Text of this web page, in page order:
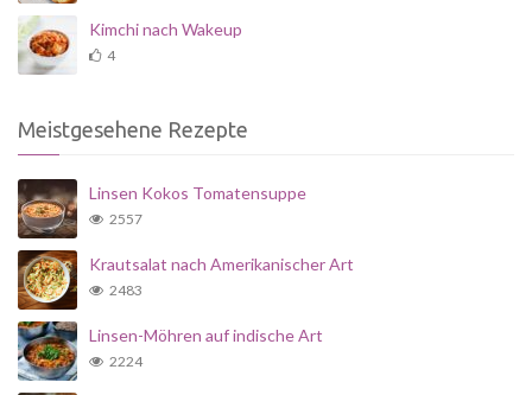
Kimchi nach Wakeup
4
Meistgesehene Rezepte
Linsen Kokos Tomatensuppe
2557
Krautsalat nach Amerikanischer Art
2483
Linsen-Möhren auf indische Art
2224